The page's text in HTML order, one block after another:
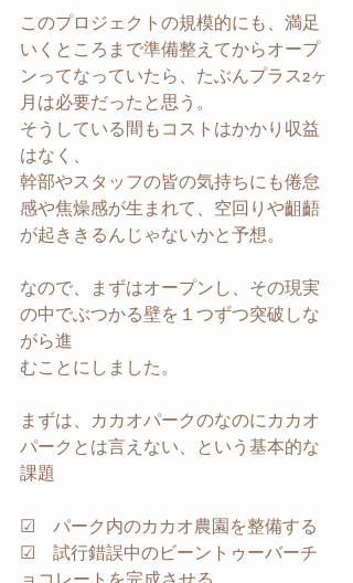
このプロジェクトの規模的にも、満足
いくところまで準備整えてからオープ
ンってなっていたら、たぶんプラス2ヶ
月は必要だったと思う。
そうしている間もコストはかかり収益
はなく、
幹部やスタッフの皆の気持ちにも倦怠
感や焦燥感が生まれて、空回りや齟齬
が起ききるんじゃないかと予想。
なので、まずはオープンし、その現実
の中でぶつかる壁を１つずつ突破しな
がら進
むことにしました。
まずは、カカオパークのなのにカカオ
パークとは言えない、という基本的な
課題
☑　パーク内のカカオ農園を整備する
☑　試行錯誤中のビーントゥーバーチ
ョコレートを完成させる